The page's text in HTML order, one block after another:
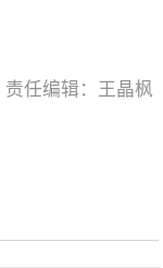
责任编辑：王晶枫